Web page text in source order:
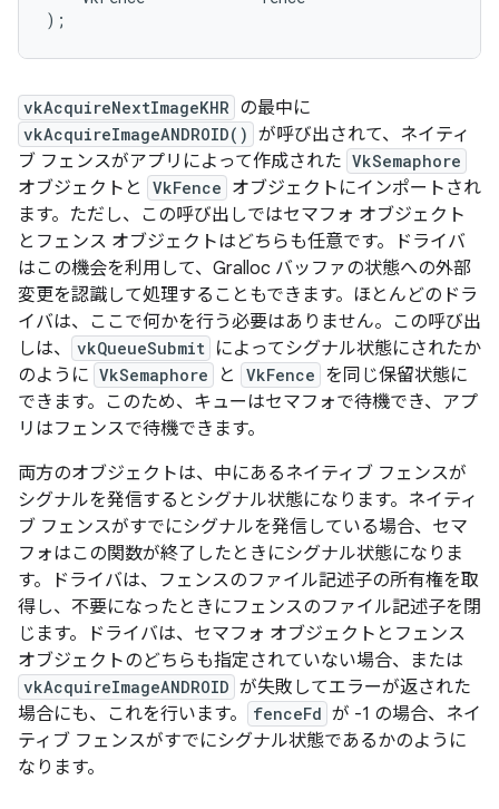
vkAcquireNextImageKHR の最中に
vkAcquireImageANDROID() が呼び出されて、ネイティ
ブ フェンスがアプリによって作成された VkSemaphore
オブジェクトと VkFence オブジェクトにインポートされ
ます。ただし、この呼び出しではセマフォ オブジェクト
とフェンス オブジェクトはどちらも任意です。ドライバ
はこの機会を利用して、Gralloc バッファの状態への外部
変更を認識して処理することもできます。ほとんどのドラ
イバは、ここで何かを行う必要はありません。この呼び出
しは、
vkQueueSubmit によってシグナル状態にされたか
のように VkSemaphore と VkFence を同じ保留状態に
できます。このため、キューはセマフォで待機でき、アプ
リはフェンスで待機できます。
両方のオブジェクトは、中にあるネイティブ フェンスが
シグナルを発信するとシグナル状態になります。ネイティ
ブ フェンスがすでにシグナルを発信している場合、セマ
フォはこの関数が終了したときにシグナル状態になりま
す。ドライバは、フェンスのファイル記述子の所有権を取
得し、不要になったときにフェンスのファイル記述子を閉
じます。ドライバは、セマフォ オブジェクトとフェンス
オブジェクトのどちらも指定されていない場合、または
vkAcquireImageANDROID が失敗してエラーが返された
場合にも、これを行います。
fenceFd が -1 の場合、ネイ
ティブ フェンスがすでにシグナル状態であるかのように
なります。